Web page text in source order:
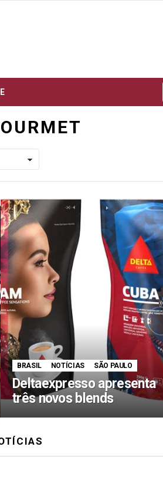
BRASIL NOTÍCIAS SÃO PAULO
Deltaexpresso apresenta
três novos blends